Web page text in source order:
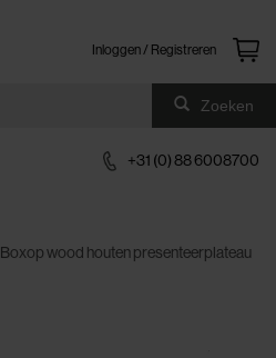
Inloggen / Registreren
Zoeken
+31 (0) 88 6008700
Boxop wood houten presenteerplateau